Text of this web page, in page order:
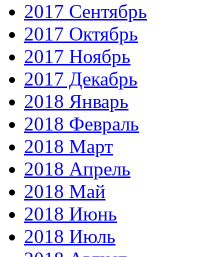
2017 Сентябрь
2017 Октябрь
2017 Ноябрь
2017 Декабрь
2018 Январь
2018 Февраль
2018 Март
2018 Апрель
2018 Май
2018 Июнь
2018 Июль